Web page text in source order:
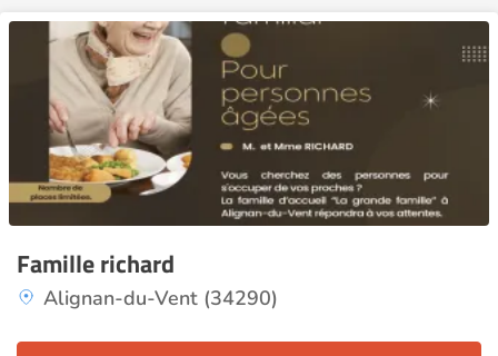
Famille richard
Alignan-du-Vent (34290)